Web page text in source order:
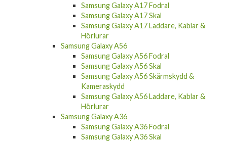
Samsung Galaxy A17 Fodral
Samsung Galaxy A17 Skal
Samsung Galaxy A17 Laddare, Kablar &
Hörlurar
Samsung Galaxy A56
Samsung Galaxy A56 Fodral
Samsung Galaxy A56 Skal
Samsung Galaxy A56 Skärmskydd &
Kameraskydd
Samsung Galaxy A56 Laddare, Kablar &
Hörlurar
Samsung Galaxy A36
Samsung Galaxy A36 Fodral
Samsung Galaxy A36 Skal